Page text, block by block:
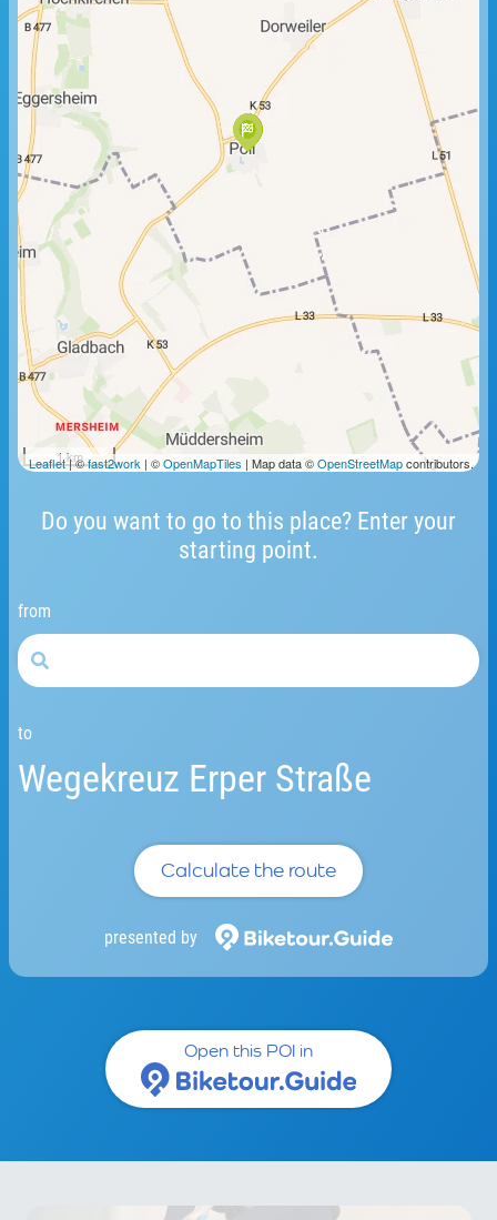
Do you want to go to this place? Enter your
starting point.
from
to
Wegekreuz Erper Straße
Calculate the route
presented by
1 km
Leaflet| ©fast2work | ©OpenMapTiles | Map data ©OpenStreetMapcontributors.
Open this POI in